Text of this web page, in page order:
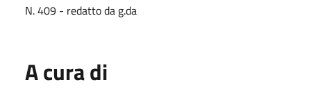
N. 409 - redatto da g.da
A cura di